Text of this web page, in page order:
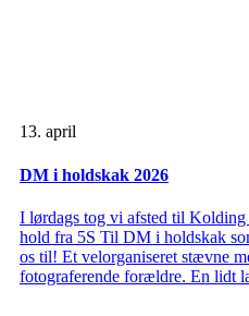
13. april
DM i holdskak 2026
I lørdags tog vi afsted til Kolding
hold fra 5S Til DM i holdskak
os til! Et velorganiseret stævne
fotograferende forældre. En lidt